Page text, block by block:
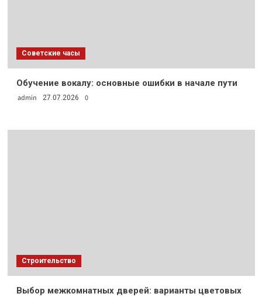
Советские часы
Обучение вокалу: основные ошибки в начале пути
admin 27.07.2026 0
Строительство
Выбор межкомнатных дверей: варианты цветовых